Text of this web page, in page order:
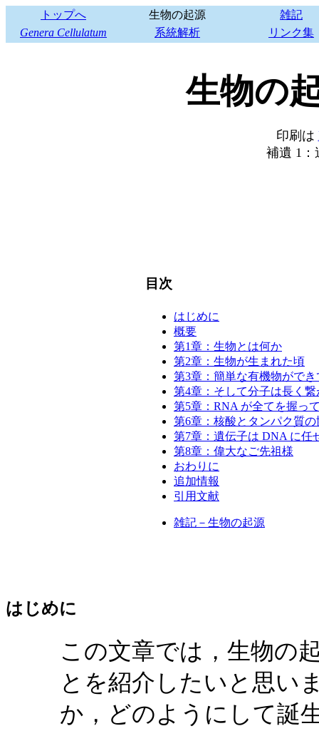
トップへ 生物の起源
雑記
Genera Cellulatum
系統解析 リンク集
生物の
印刷は
補遺 1：
目次
はじめに
概要
第1章：生物とは何か
第2章：生物が生まれた頃
第3章：簡単な有機物がで
第4章：そして分子は長く繋
第5章：RNA が全てを握っ
第6章：核酸とタンパク質の
第7章：遺伝子は DNA に任
第8章：偉大なご先祖様
おわりに
追加情報
引用文献
雑記－生物の起源
はじめに
この文章では，生物の
とを紹介したいと思い
か，どのようにして誕